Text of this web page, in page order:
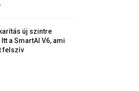
új szintre
a SmartAI V6, ami
felszív